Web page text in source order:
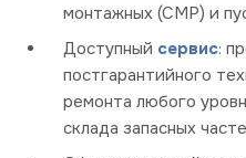
монтажных (СМР) и
Доступный сервис:
постгарантийного
ремонта любого
склада запасных